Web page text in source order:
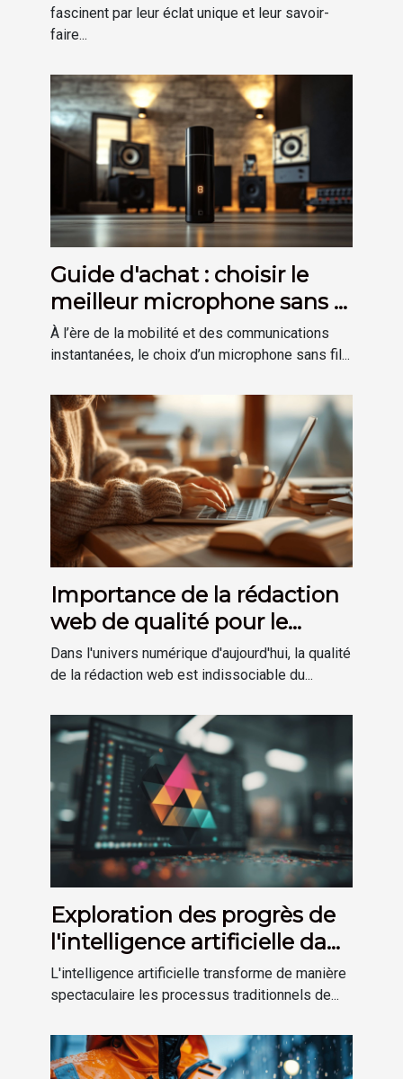
fascinent par leur éclat unique et leur savoir-
faire...
Guide d'achat : choisir le
meilleur microphone sans fil
pour vos besoins
À l’ère de la mobilité et des communications
instantanées, le choix d’un microphone sans fil...
Importance de la rédaction
web de qualité pour le
référencement
Dans l'univers numérique d'aujourd'hui, la qualité
de la rédaction web est indissociable du...
Exploration des progrès de
l'intelligence artificielle dans
la création de logos
L'intelligence artificielle transforme de manière
spectaculaire les processus traditionnels de...